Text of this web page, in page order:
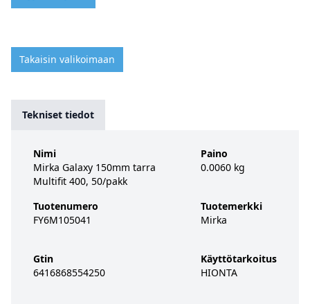
Takaisin valikoimaan
Tekniset tiedot
Nimi
Mirka Galaxy 150mm tarra
Multifit 400, 50/pakk
Tuotenumero
FY6M105041
Gtin
6416868554250
Paino
0.0060 kg
Tuotemerkki
Mirka
Käyttötarkoitus
HIONTA